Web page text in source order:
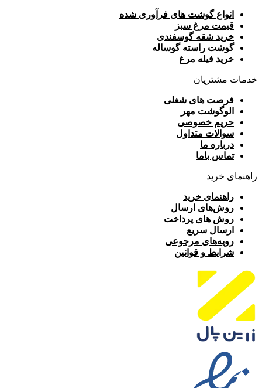
انواع گوشت های فرآوری شده
قیمت مرغ سبز
خرید شقه گوسفندی
گوشت راسته گوساله
خرید فیله مرغ
خدمات مشتریان
فرصت های شغلی
الوگوشت مهر
حریم خصوصی
سوالات متداول
درباره ما
تماس باما
راهنمای خرید
راهنمای خرید
روش‌های ارسال
روش های پرداخت
ارسال سریع
رویه‌های مرجوعی
شرایط و قوانین